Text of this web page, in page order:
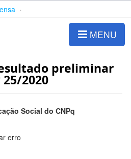
MENU
preliminar
2020
Social do CNPq
erro